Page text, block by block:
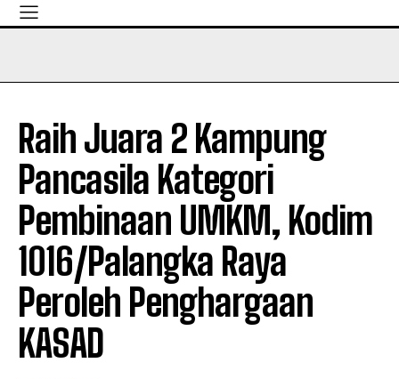
Raih Juara 2 Kampung
Pancasila Kategori
Pembinaan UMKM, Kodim
1016/Palangka Raya
Peroleh Penghargaan
KASAD